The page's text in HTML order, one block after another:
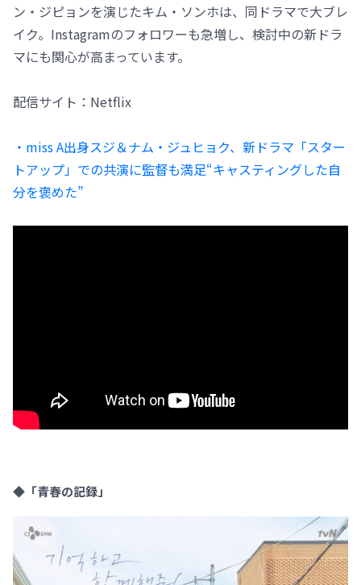
ン・ジピョンを演じたキム・ソンホは、同ドラマで大ブレ
イク。Instagramのフォロワーも急増し、検討中の新ドラ
マにも関心が高まっています。
配信サイト：Netflix
・miss A出身スジ＆ナム・ジュヒョク、新ドラマ「スター
トアップ」での共演に監督も満足“キャスティングした自
分を褒めた”
◆「青春の記録」